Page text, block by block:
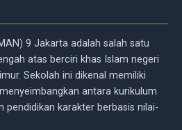
9 Jakarta adalah salah satu
atas berciri khas Islam negeri
Sekolah ini dikenal memiliki
antara kurikulum
pendidikan karakter berbasis nilai-